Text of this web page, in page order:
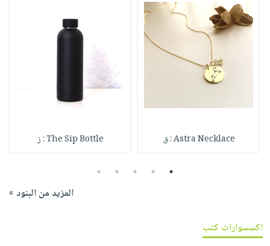
Astra Necklace : ق The Sip Bottle : ز
1
2
3
4
5
المزيد من البنود »
اكسسوارات كتب